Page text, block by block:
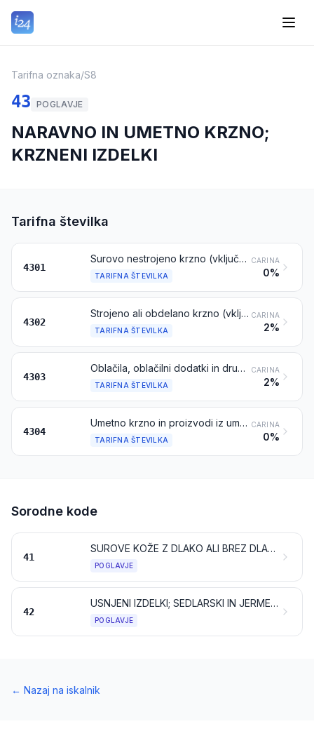
Tarifna oznaka/S8
43 POGLAVJE
NARAVNO IN UMETNO KRZNO;
KRZNENI IZDELKI
Tarifna številka
4301
Surovo nestrojeno krzno (vključno z glavami, repi, tacami in drugimi kosi ali odrezki, primernimi za krznarsko rabo), razen surovih kož, ki se uvrščajo pod tarifno številko 4101, 4102 ali 4103
TARIFNA ŠTEVILKA
CARINA
0%
4302
Strojeno ali obdelano krzno (vključno z glavami, repi, tacami ali drugimi kosi ali odrezki), nesestavljeno ali sestavljeno (brez dodajanja drugih materialov), razen tistega, ki se uvršča pod tarifno številko 4303
TARIFNA ŠTEVILKA
CARINA
2%
4303
Oblačila, oblačilni dodatki in drugi krzneni izdelki
TARIFNA ŠTEVILKA
CARINA
2%
4304
Umetno krzno in proizvodi iz umetnega krzna
TARIFNA ŠTEVILKA
CARINA
0%
Sorodne kode
41
SUROVE KOŽE Z DLAKO ALI BREZ DLAKE (RAZEN KRZNA) IN USNJE
POGLAVJE
42
USNJENI IZDELKI; SEDLARSKI IN JERMENARSKI IZDELKI; PREDMETI ZA POTOVANJE, ROČNE TORBE IN PODOBNI IZDELKI; IZDELKI IZ ŽIVALSKIH ČREV (RAZEN IZ SVILENEGA KATGUTA)
POGLAVJE
← Nazaj na iskalnik